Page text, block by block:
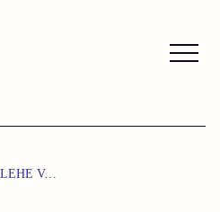
MAALEHE VALIMISSARI | Pakosta ja Tsahkna: me ei taha inimesi lubadustega petta